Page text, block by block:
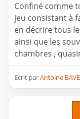
Confiné comme
jeu consistant à
en décrire tous
ainsi que les
chambres ,
Ecrit parAntoine